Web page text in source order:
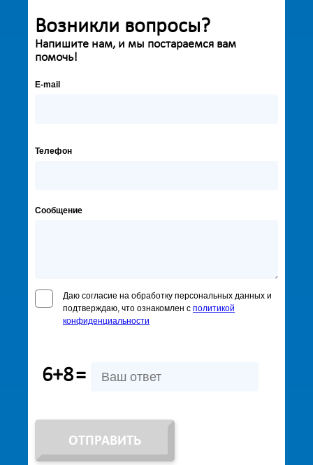
Возникли вопросы?
Напишите нам, и мы постараемся вам
помочь!
E-mail
Телефон
Сообщение
Даю согласие на обработку персональных данных и
подтверждаю, что ознакомлен с политикой
конфиденциальности
6+8=
ОТПРАВИТЬ